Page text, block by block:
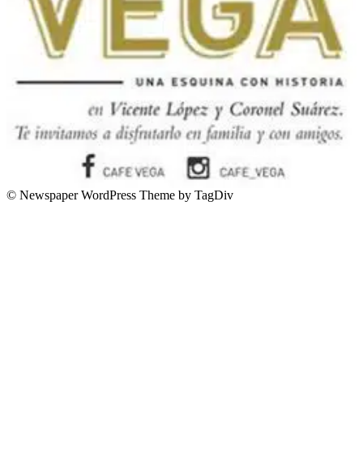
© Newspaper WordPress Theme by TagDiv